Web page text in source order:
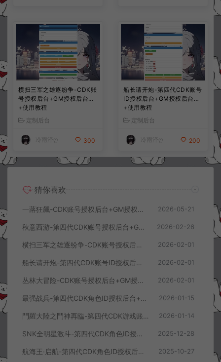
横扫三军之雄逐纷争-CDK账
号授权后台+GM授权后台
+使用教程
定制后台
冷雨泽ღ 300
船长请开炮-第四代CDK账号
ID授权后台+GM授权后台
+使用教程
定制后台
冷雨泽ღ 200
猜你喜欢
一蕗狂飆-CDK账号授权后台+GM授权后台+使用教程 2026-05-21
秋意西游-第四代CDK账号授权后台+GM授权后台+使用教程 2026-02-26
横扫三军之雄逐纷争-CDK账号授权后台+GM授权后台+使用教程 2026-02-01
船长请开炮-第四代CDK账号ID授权后台+GM授权后台+使用教程 2026-02-01
丛林大冒险-CDK账号授权后台+GM授权后台+使用教程 2026-02-01
最强战兵-第四代CDK角色ID授权后台+GM授权后台+使用教程 2026-01-15
鬥羅大陸之鬥神再臨-第四代CDK游戏账号授权后台+GM授权后台+使用教程 2026-01-14
SNK全明星激斗-第四代CDK角色ID授权后台+GM授权后台+使用教程 2025-12-28
航海王·启航-第四代CDK角色ID授权后台+GM授权后台+使用教程 2025-10-27